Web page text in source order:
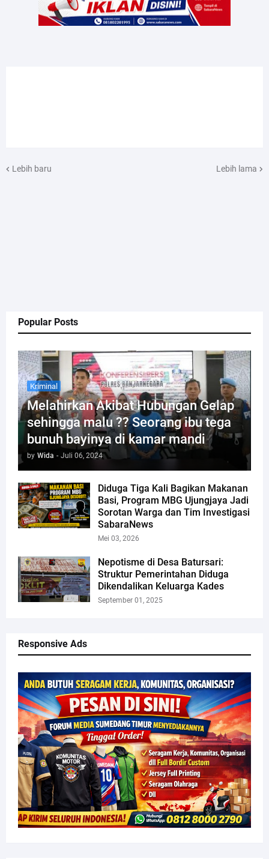
Popular Posts
Kriminal
Melahirkan Akibat Hubungan Gelap
sehingga malu ?? Seorang ibu tega
bunuh bayinya di kamar mandi
by Wida - Juli 06, 2024
Diduga Tiga Kali Bagikan Makanan
Basi, Program MBG Ujungjaya Jadi
Sorotan Warga dan Tim Investigasi
SabaraNews
Mei 03, 2026
Nepotisme di Desa Batursari:
Struktur Pemerintahan Diduga
Dikendalikan Keluarga Kades
September 01, 2025
Responsive Ads
Lebih baru Lebih lama